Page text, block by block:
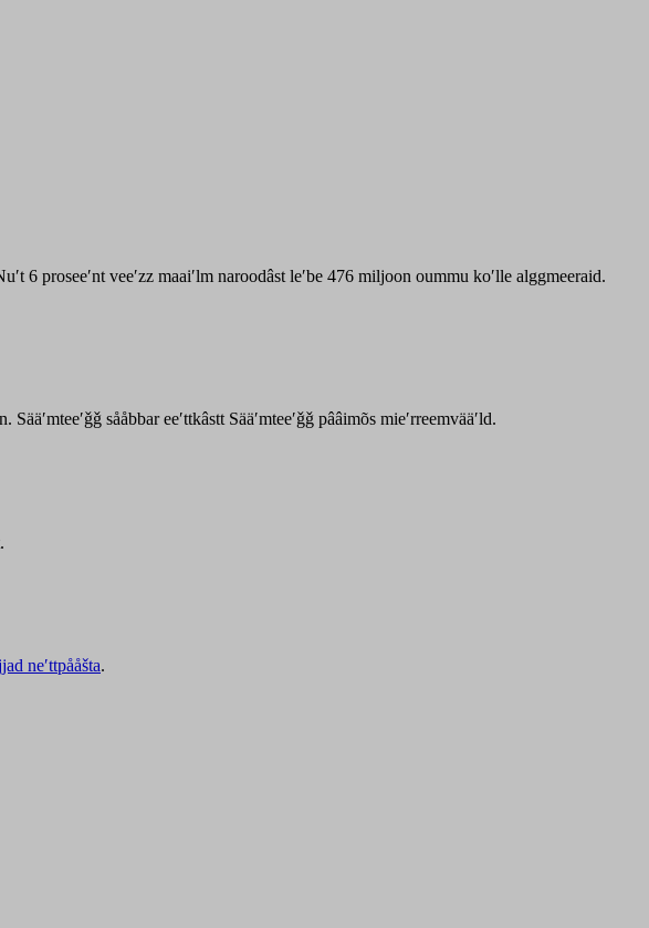
6 proseeʹnt veeʹzz maaiʹlm naroodâst leʹbe 476 miljoon oummu koʹlle alggmeeraid.
sååbbar eeʹttkâstt Sääʹmteeʹǧǧ pââimõs mieʹrreemvääʹld.
neʹttpååšta.